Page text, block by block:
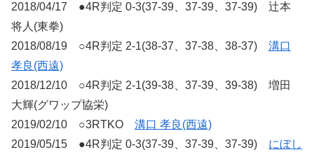
2018/04/17 ●4R判定 0-3(37-39、37-39、37-39) 辻本
将人(東拳)
2018/08/19 ○4R判定 2-1(38-37、37-38、38-37) 溝口
孝良(西遠)
2018/12/10 ○4R判定 2-1(39-38、37-39、39-38) 増田
大輝(グワップ協栄)
2019/02/10 ○3RTKO 溝口 孝良(西遠)
2019/05/15 ●4R判定 0-3(37-39、37-39、37-39) にぼし